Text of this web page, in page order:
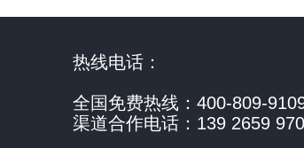
热线电话：
全国免费热线：400-809-
渠道合作电话：139 2659